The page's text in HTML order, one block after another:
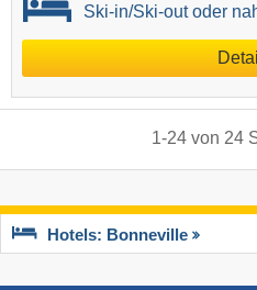
Ski-in/Ski-out oder
1-24von 24
Hotels: Bonneville